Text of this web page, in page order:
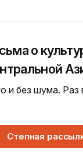
о
и без шума.
Степная